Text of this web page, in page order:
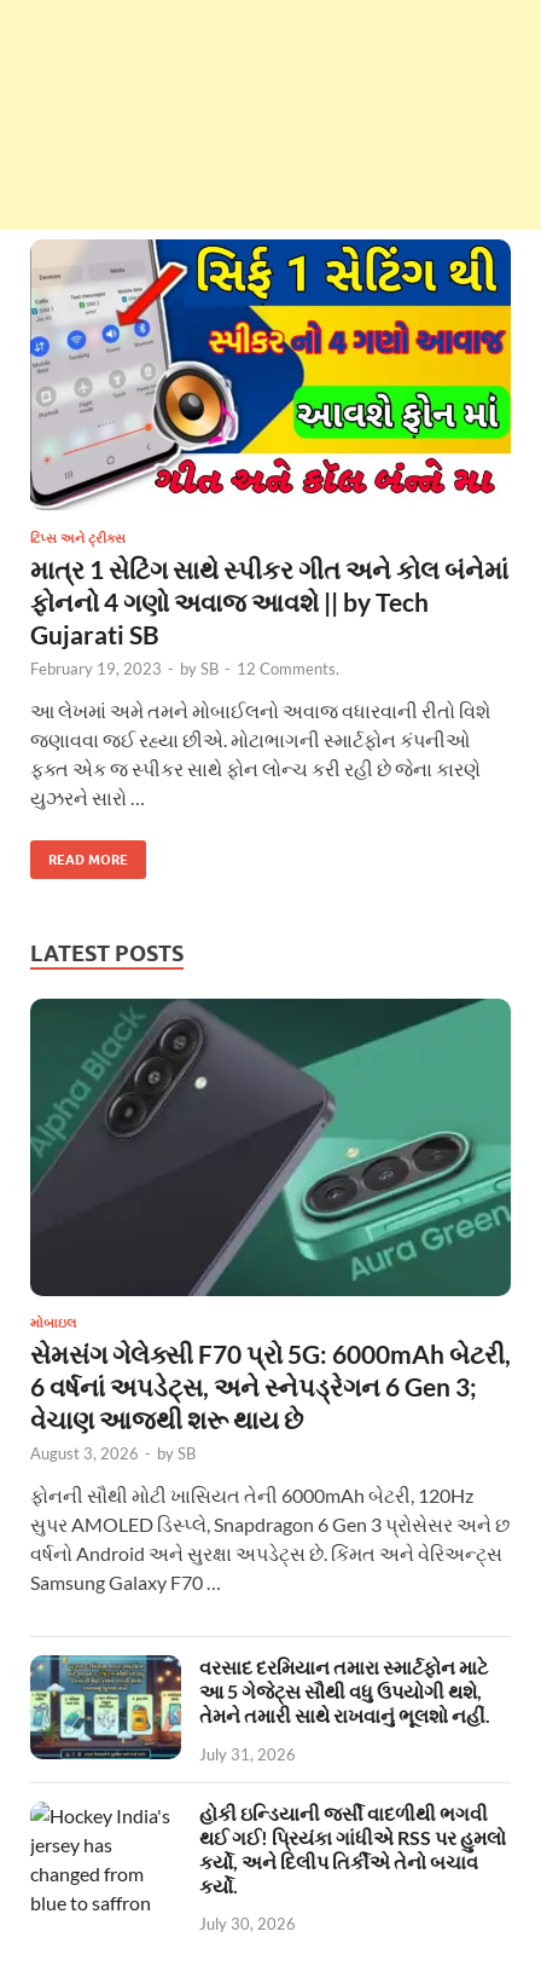
ટિપ્સ અને ટ્રીક્સ
માત્ર 1 સેટિંગ સાથે સ્પીકર ગીત અને કોલ બંનેમાં
ફોનનો 4 ગણો અવાજ આવશે || by Tech
Gujarati SB
February 19, 2023 - bySB - 12 Comments.
આ લેખમાં અમે તમને મોબાઈલનો અવાજ વધારવાની રીતો વિશે
જણાવવા જઈ રહ્યા છીએ. મોટાભાગની સ્માર્ટફોન કંપનીઓ
ફક્ત એક જ સ્પીકર સાથે ફોન લોન્ચ કરી રહી છે જેના કારણે
યુઝરને સારો …
READ MORE
LATEST POSTS
મોબાઇલ
સેમસંગ ગેલેક્સી F70 પ્રો 5G: 6000mAh બેટરી,
6 વર્ષનાં અપડેટ્સ, અને સ્નેપડ્રેગન 6 Gen 3;
વેચાણ આજથી શરૂ થાય છે
August 3, 2026 - bySB
ફોનની સૌથી મોટી ખાસિયત તેની 6000mAh બેટરી, 120Hz
સુપર AMOLED ડિસ્પ્લે, Snapdragon 6 Gen 3 પ્રોસેસર અને છ
વર્ષનો Android અને સુરક્ષા અપડેટ્સ છે. કિંમત અને વેરિઅન્ટ્સ
Samsung Galaxy F70 …
વરસાદ દરમિયાન તમારા સ્માર્ટફોન માટે
આ 5 ગેજેટ્સ સૌથી વધુ ઉપયોગી થશે,
તેમને તમારી સાથે રાખવાનું ભૂલશો નહીં.
July 31, 2026
હોકી ઇન્ડિયાની જર્સી વાદળીથી ભગવી
થઈ ગઈ! પ્રિયંકા ગાંધીએ RSS પર હુમલો
કર્યો, અને દિલીપ તિર્કીએ તેનો બચાવ
કર્યો.
July 30, 2026